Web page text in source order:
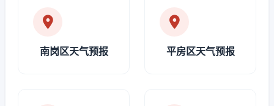
南岗区天气预报 平房区天气预报